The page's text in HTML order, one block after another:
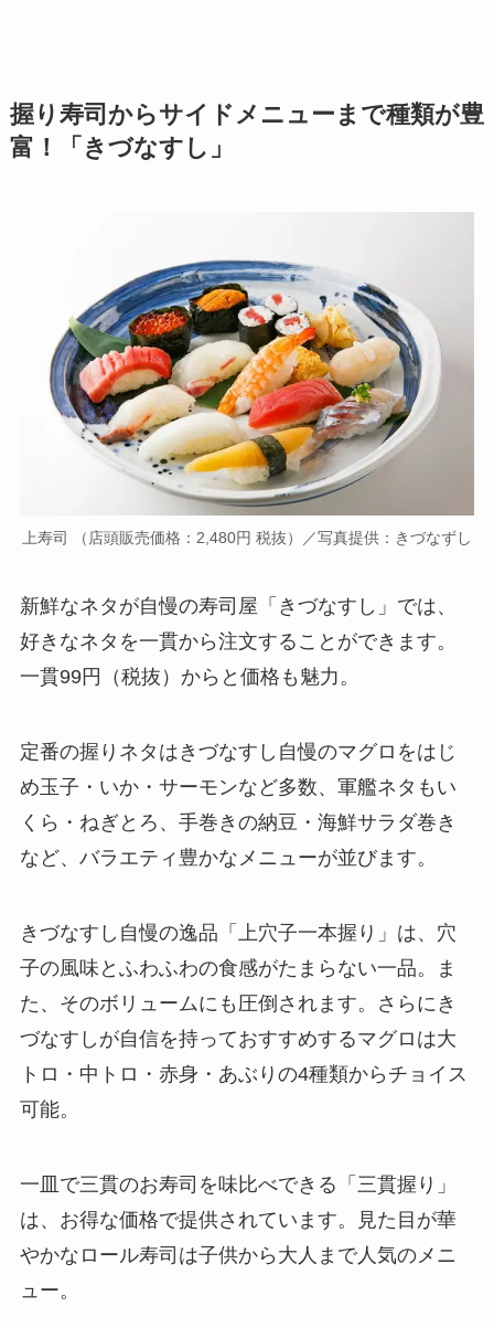
握り寿司からサイドメニューまで種類が豊
富！「きづなすし」
上寿司 （店頭販売価格：2,480円 税抜）／写真提供：きづなずし
新鮮なネタが自慢の寿司屋「きづなすし」では、
好きなネタを一貫から注文することができます。
一貫99円（税抜）からと価格も魅力。
定番の握りネタはきづなすし自慢のマグロをはじ
め玉子・いか・サーモンなど多数、軍艦ネタもい
くら・ねぎとろ、手巻きの納豆・海鮮サラダ巻き
など、バラエティ豊かなメニューが並びます。
きづなすし自慢の逸品「上穴子一本握り」は、穴
子の風味とふわふわの食感がたまらない一品。ま
た、そのボリュームにも圧倒されます。さらにき
づなすしが自信を持っておすすめするマグロは大
トロ・中トロ・赤身・あぶりの4種類からチョイス
可能。
一皿で三貫のお寿司を味比べできる「三貫握り」
は、お得な価格で提供されています。見た目が華
やかなロール寿司は子供から大人まで人気のメニ
ュー。